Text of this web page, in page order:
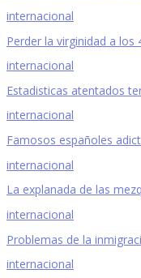
internacional
Perder la virginidad a los
internacional
Estadisticas atentados
internacional
Famosos españoles
internacional
La explanada de las
internacional
Problemas de la
internacional